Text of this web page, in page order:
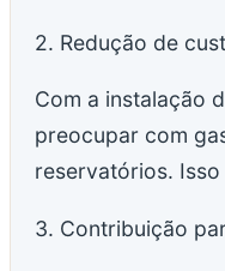
2. Redução de
Com a instalação
preocupar com
reservatórios.
3. Contribuição